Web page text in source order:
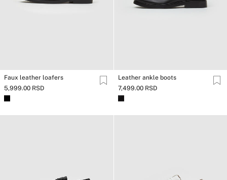
Faux leather loafers
5,999.00 RSD
Leather ankle boots
7,499.00 RSD